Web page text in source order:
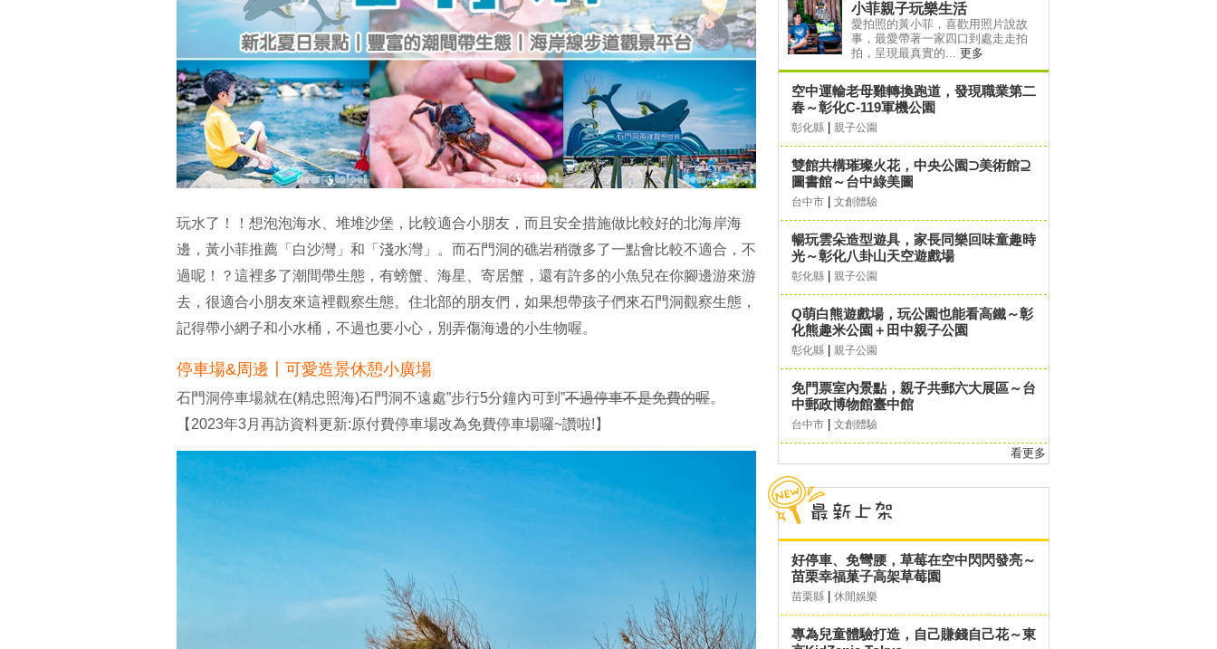
玩水了！！想泡泡海水、堆堆沙堡，比較適合小朋友，而且安全措施做比較好的北海岸海
邊，黃小菲推薦「白沙灣」和「淺水灣」。而石門洞的礁岩稍微多了一點會比較不適合，不
過呢！？這裡多了潮間帶生態，有螃蟹、海星、寄居蟹，還有許多的小魚兒在你腳邊游來游
去，很適合小朋友來這裡觀察生態。住北部的朋友們，如果想帶孩子們來石門洞觀察生態，
記得帶小網子和小水桶，不過也要小心，別弄傷海邊的小生物喔。
停車場&周邊〡可愛造景休憩小廣場
石門洞停車場就在(精忠照海)石門洞不遠處”步行5分鐘內可到”不過停車不是免費的喔。
【2023年3月再訪資料更新:原付費停車場改為免費停車場囉~讚啦!】
小菲親子玩樂生活
愛拍照的黃小菲，喜歡用照片說故
事，最愛帶著一家四口到處走走拍
拍，呈現最真實的... 更多
空中運輸老母雞轉換跑道，發現職業第二
春～彰化C-119軍機公園
彰化縣 親子公園
雙館共構璀璨火花，中央公園⊃美術館⊇
圖書館～台中綠美圖
台中市 文創體驗
暢玩雲朵造型遊具，家長同樂回味童趣時
光～彰化八卦山天空遊戲場
彰化縣 親子公園
Q萌白熊遊戲場，玩公園也能看高鐵～彰
化熊趣米公園＋田中親子公園
彰化縣 親子公園
免門票室內景點，親子共郵六大展區～台
中郵政博物館臺中館
台中市 文創體驗
看更多
好停車、免彎腰，草莓在空中閃閃發亮～
苗栗幸福菓子高架草莓園
苗栗縣 休閒娛樂
專為兒童體驗打造，自己賺錢自己花～東